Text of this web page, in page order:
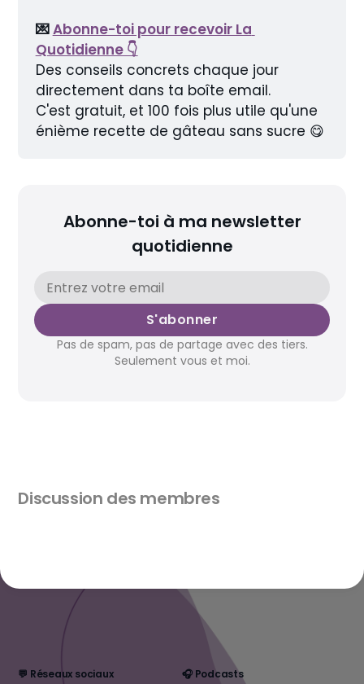
💌 Abonne-toi pour recevoir La
Quotidienne 👇
Des conseils concrets chaque jour
directement dans ta boîte email.
C'est gratuit, et 100 fois plus utile qu'une
énième recette de gâteau sans sucre 😋
Abonne-toi à ma newsletter
quotidienne
S'abonner
Pas de spam, pas de partage avec des tiers.
Seulement vous et moi.
Discussion des membres
💬 Réseaux sociaux 🎧 Podcasts